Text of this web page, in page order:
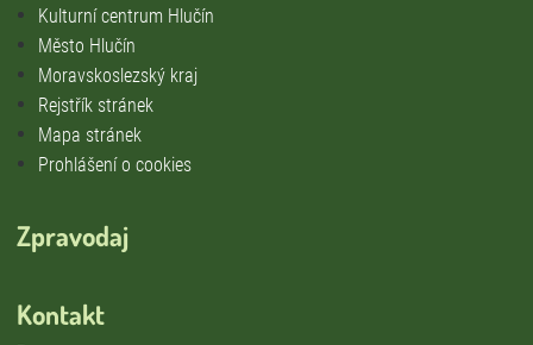
Kulturní centrum Hlučín
Město Hlučín
Moravskoslezský kraj
Rejstřík stránek
Mapa stránek
Prohlášení o cookies
Zpravodaj
Kontakt